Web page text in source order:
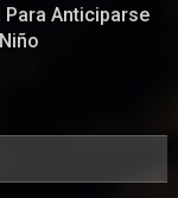
Anticiparse